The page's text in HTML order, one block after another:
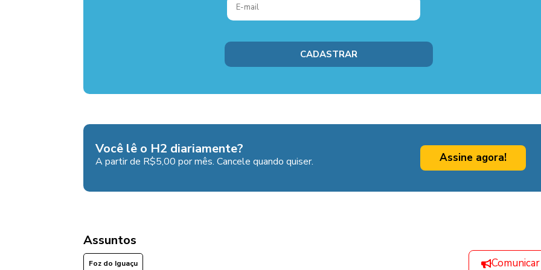
Você lê o H2 diariamente?
A partir de R$5,00 por mês. Cancele quando quiser. Assine agora!
Assuntos
Foz do Iguaçu